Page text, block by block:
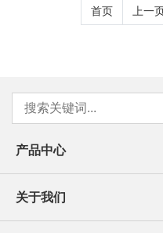
首页 上一
产品中心
关于我们